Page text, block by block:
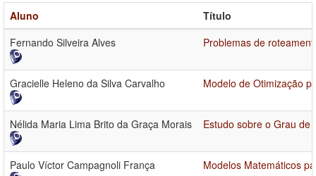
Aluno
Título
Fernando Silveira Alves
Problemas de
Gracielle Heleno da Silva Carvalho Modelo de Otimização
Nélida Maria Lima Brito da Graça Morais Estudo sobre o Grau de
Paulo Víctor Campagnoli França Modelos Matemáticos